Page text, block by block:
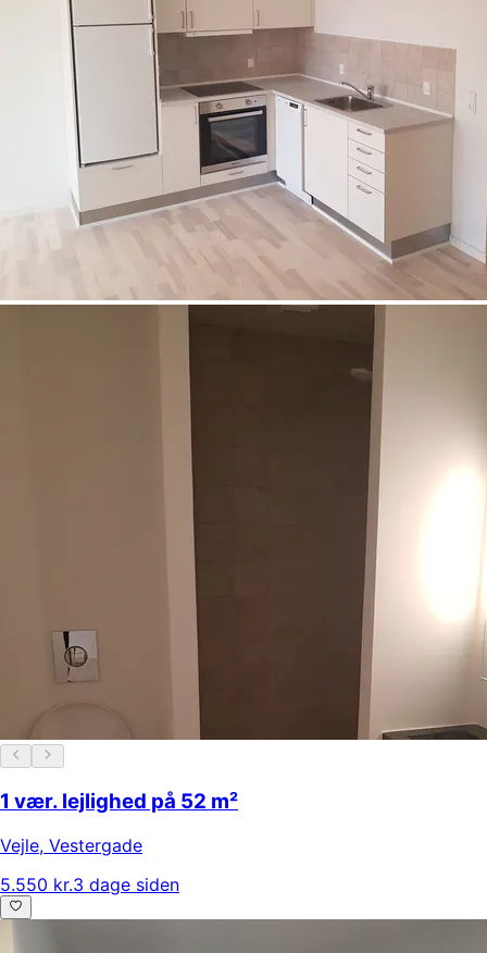
1 vær. lejlighed på 52 m²
Vejle, Vestergade
5.550 kr.3 dage siden